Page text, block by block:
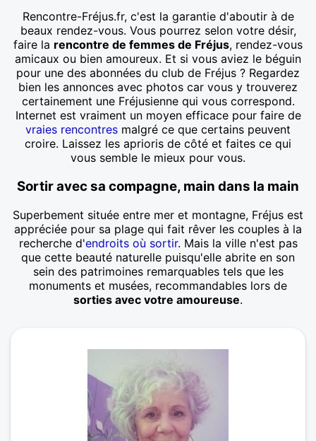
Rencontre-Fréjus.fr, c'est la garantie d'aboutir à de
beaux rendez-vous. Vous pourrez selon votre désir,
faire la rencontre de femmes de Fréjus, rendez-vous
amicaux ou bien amoureux. Et si vous aviez le béguin
pour une des abonnées du club de Fréjus ? Regardez
bien les annonces avec photos car vous y trouverez
certainement une Fréjusienne qui vous correspond.
Internet est vraiment un moyen efficace pour faire de
vraies rencontres malgré ce que certains peuvent
croire. Laissez les aprioris de côté et faites ce qui
vous semble le mieux pour vous.
Sortir avec sa compagne, main dans la main
Superbement située entre mer et montagne, Fréjus est
appréciée pour sa plage qui fait rêver les couples à la
recherche d'endroits où sortir. Mais la ville n'est pas
que cette beauté naturelle puisqu'elle abrite en son
sein des patrimoines remarquables tels que les
monuments et musées, recommandables lors de
sorties avec votre amoureuse.